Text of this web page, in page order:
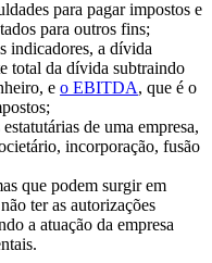
para pagar impostos e
para outros fins;
indicadores, a dívida
total da dívida subtraindo
e o EBITDA, que é o
de uma empresa,
incorporação, fusão
que podem surgir em
ter as autorizações
a atuação da empresa